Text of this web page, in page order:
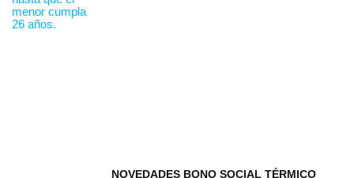
NOVEDADES BONO SOCIAL TÉRMICO